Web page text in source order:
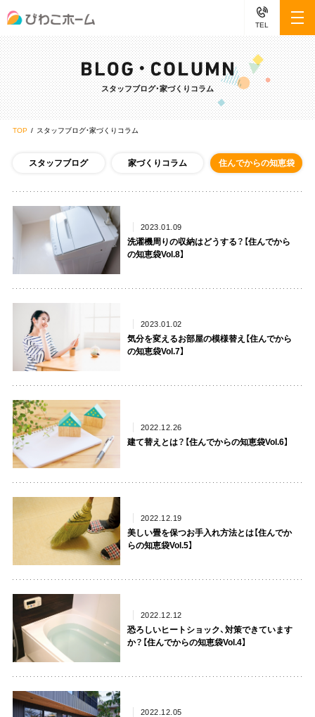
TEL
スタッフブログ・家づくりコラム
TOP スタッフブログ・家づくりコラム
スタッフブログ 家づくりコラム 住んでからの知恵袋
2023.01.09
洗濯機周りの収納はどうする？【住んでから
の知恵袋Vol.8】
2023.01.02
気分を変えるお部屋の模様替え【住んでから
の知恵袋Vol.7】
2022.12.26
建て替えとは？【住んでからの知恵袋Vol.6】
2022.12.19
美しい畳を保つお手入れ方法とは【住んでか
らの知恵袋Vol.5】
2022.12.12
恐ろしいヒートショック、対策できています
か？【住んでからの知恵袋Vol.4】
2022.12.05